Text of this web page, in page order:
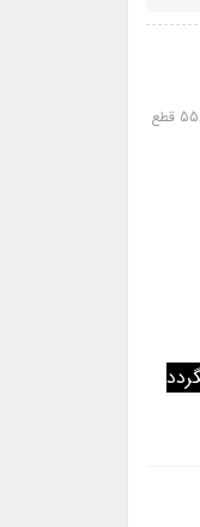
کتاب درسنامه و پاسخنامه سوالات آزمونهای کارشناسی رسمی رشته امور نفقه (نشر نوآور): سال چاپ: 1405 نوبت چاپ: 2 تعداد صفحات: 556 قطع